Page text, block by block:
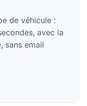
de véhicule :
avec la
sans email